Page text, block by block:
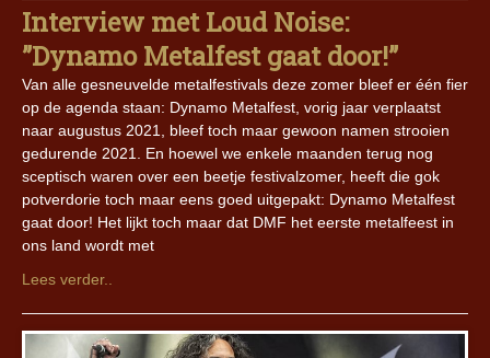
Interview met Loud Noise:
”Dynamo Metalfest gaat door!”
Van alle gesneuvelde metalfestivals deze zomer bleef er één fier
op de agenda staan: Dynamo Metalfest, vorig jaar verplaatst
naar augustus 2021, bleef toch maar gewoon namen strooien
gedurende 2021. En hoewel we enkele maanden terug nog
sceptisch waren over een beetje festivalzomer, heeft die gok
potverdorie toch maar eens goed uitgepakt: Dynamo Metalfest
gaat door! Het lijkt toch maar dat DMF het eerste metalfeest in
ons land wordt met
Lees verder..